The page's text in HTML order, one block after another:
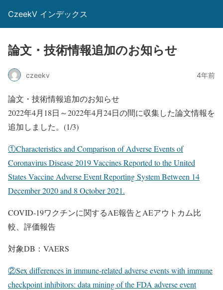
CzeekV インデックス
論文・技術情報追加のお知らせ
czeekv 4年前
論文・技術情報追加のお知らせ
2022年4月18日～2022年4月24日の間に収集した論文情報を
追加しました。(1/3)
①Characteristics and Comparison of Adverse Events of
Coronavirus Disease 2019 Vaccines Reported to the United
States Vaccine Adverse Event Reporting System Between 14
December 2020 and 8 October 2021.
COVID-19ワクチンに関するAE報告とAEアウトカム比
較、評価報告
対象DB：VAERS
②Sex differences in immune-related adverse events with immune
checkpoint inhibitors: data mining of the FDA adverse event